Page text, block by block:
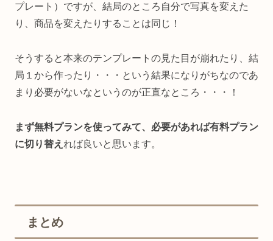
プレート）ですが、結局のところ自分で写真を変えた
り、商品を変えたりすることは同じ！
そうすると本来のテンプレートの見た目が崩れたり、結
局１から作ったり・・・という結果になりがちなのであ
まり必要がないなというのが正直なところ・・・！
まず無料プランを使ってみて、必要があれば有料プラン
に切り替え れば良いと思います。
まとめ